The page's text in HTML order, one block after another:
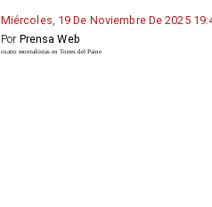
Miércoles, 19 De Noviembre De 2025
Prensa Web
Por